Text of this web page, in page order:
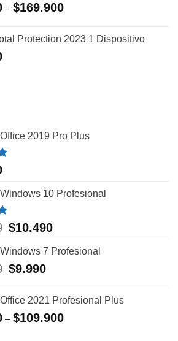
– $169.900
Protection 2023 1 Dispositivo
2019 Pro Plus
10 Profesional
El
original
era:
$25.990.
$10.490El
actual
7 Profesional
El
era:
$23.990.
$9.990El
es:
$9.990.
2021 Profesional Plus
– $109.900